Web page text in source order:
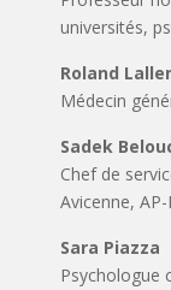
universités,
Roland
Médecin
Sadek
Chef de
Avicenne, AP-
Sara Piazza
Psychologue